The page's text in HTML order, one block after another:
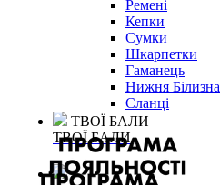
Ремені
Кепки
Сумки
Шкарпетки
Гаманець
Нижня Білизна
Сланці
ТВОЇ БАЛИ
ТВОЇ БАЛИ